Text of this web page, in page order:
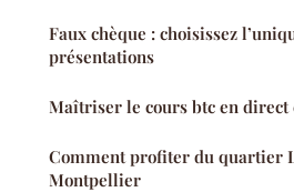
Faux chèque : choisissez
présentations
Maîtriser le cours btc en direct
Comment profiter du quartier
Montpellier